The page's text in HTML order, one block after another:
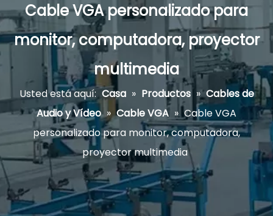
Cable VGA personalizado para
monitor, computadora, proyector
multimedia
Usted está aquí: Casa » Productos » Cables de
Audio y Vídeo » Cable VGA » Cable VGA
personalizado para monitor, computadora,
proyector multimedia